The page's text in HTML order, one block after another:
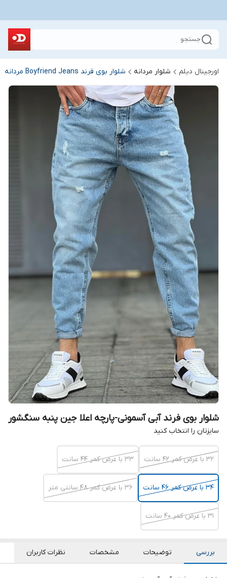
جستجو
اورجینال دیلم شلوار مردانه شلوار بوی فرند Boyfriend Jeans مردانه
شلوار بوی فرند آبی آسمونی-پارچه اعلا جین پنبه سنگشور
سایزتان را انتخاب کنید
۳۲ با عرض کمر ۴۲ سانت ۳۳ با عرض کمر ۴۴ سانت
۳۴ با عرض کمر ۴۶ سانت ۳۶ با عرض کمر ۴۸ سانتی متر
31 با عرض کمر ۴۰ سانت
بررسی توضیحات مشخصات نظرات کاربران